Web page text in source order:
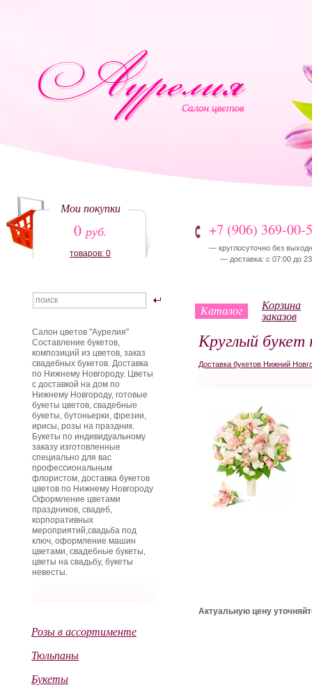
Мои покупки
0 руб.
товаров: 0
+7 (906) 369-00-
— круглосуточно без
— доставка: с 07:00 до
Каталог Корзина
заказов
Круглый
Доставка букетов Нижний
Актуальную цену
Салон цветов "Аурелия"
Составление букетов,
композиций из цветов, заказ
свадебных букетов. Доставка
по Нижнему Новгороду. Цветы
с доставкой на дом по
Нижнему Новгороду, готовые
букеты цветов, свадебные
букеты, бутоньерки, фрезии,
ирисы, розы на праздник.
Букеты по индивидуальному
заказу изготовленные
специально для вас
профессиональным
флористом, доставка букетов
цветов по Нижнему Новгороду
Оформление цветами
праздников, свадеб,
корпоративных
мероприятий,свадьба под
ключ, оформление машин
цветами, свадебные букеты,
цветы на свадьбу, букеты
невесты.
Розы в ассортименте
Тюльпаны
Букеты